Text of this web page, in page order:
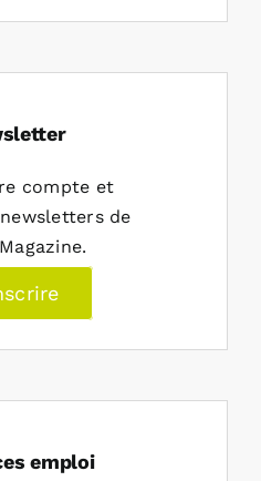
compte et
de
emploi